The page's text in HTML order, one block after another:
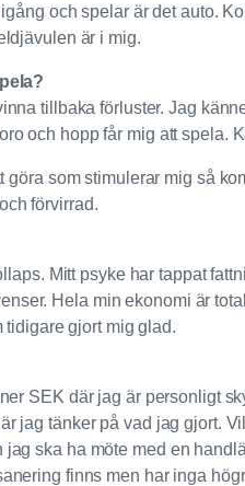
och spelar är det auto.
är i mig.
tillbaka förluster. Jag
och hopp får mig att spela.
göra som stimulerar mig så
förvirrad.
Mitt psyke har tappat
Hela min ekonomi är
tidigare gjort mig glad.
SEK där jag är personligt
jag tänker på vad jag gjort.
ska ha möte med en
finns men har inga